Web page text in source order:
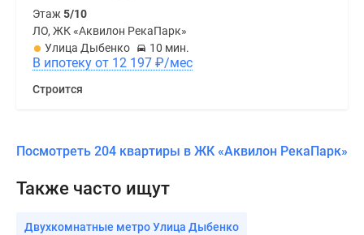
Этаж5/10
ЛО, ЖК «Аквилон РекаПарк»
Улица Дыбенко
10 мин.
В ипотеку от 12 197 ₽/мес
Строится
Посмотреть 204 квартиры в ЖК «Аквилон РекаПарк»
Также часто ищут
Двухкомнатные метро Улица Дыбенко